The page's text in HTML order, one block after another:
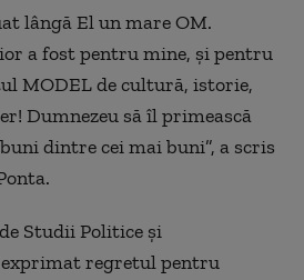
lângă El un mare OM.
a fost pentru mine, și pentru
MODEL de cultură, istorie,
Dumnezeu să îl primească
dintre cei mai buni”, a scris
Studii Politice și
regretul pentru